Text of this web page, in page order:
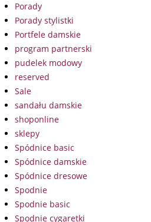
Porady
Porady stylistki
Portfele damskie
program partnerski
pudelek modowy
reserved
Sale
sandału damskie
shoponline
sklepy
Spódnice basic
Spódnice damskie
Spódnice dresowe
Spodnie
Spodnie basic
Spodnie cygaretki